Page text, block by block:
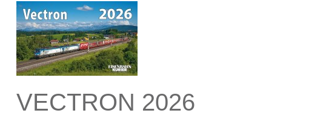
VECTRON 2026